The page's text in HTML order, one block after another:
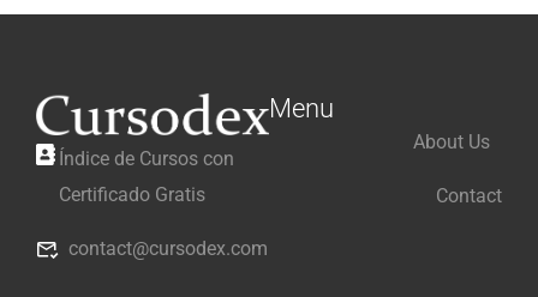
Índice de Cursos con
Certificado Gratis
contact@cursodex.com
Menu
About Us
Contact